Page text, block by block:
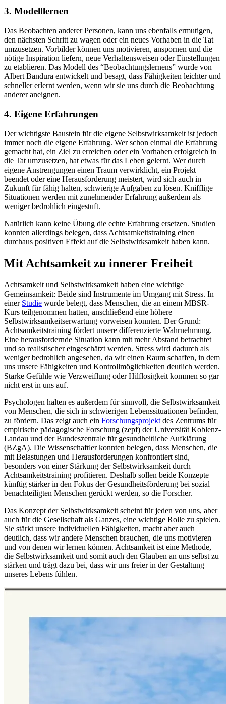
3. Modelllernen
Das Beobachten anderer Personen, kann uns ebenfalls ermutigen,
den nächsten Schritt zu wagen oder ein neues Vorhaben in die Tat
umzusetzen. Vorbilder können uns motivieren, anspornen und die
nötige Inspiration liefern, neue Verhaltensweisen oder Einstellungen
zu etablieren. Das Modell des “Beobachtungslernens” wurde von
Albert Bandura entwickelt und besagt, dass Fähigkeiten leichter und
schneller erlernt werden, wenn wir sie uns durch die Beobachtung
anderer aneignen.
4. Eigene Erfahrungen
Der wichtigste Baustein für die eigene Selbstwirksamkeit ist jedoch
immer noch die eigene Erfahrung. Wer schon einmal die Erfahrung
gemacht hat, ein Ziel zu erreichen oder ein Vorhaben erfolgreich in
die Tat umzusetzen, hat etwas für das Leben gelernt. Wer durch
eigene Anstrengungen einen Traum verwirklicht, ein Projekt
beendet oder eine Herausforderung meistert, wird sich auch in
Zukunft für fähig halten, schwierige Aufgaben zu lösen. Knifflige
Situationen werden mit zunehmender Erfahrung außerdem als
weniger bedrohlich eingestuft.
Natürlich kann keine Übung die echte Erfahrung ersetzen. Studien
konnten allerdings belegen, dass Achtsamkeitstraining einen
durchaus positiven Effekt auf die Selbstwirksamkeit haben kann.
Mit Achtsamkeit zu innerer Freiheit
Achtsamkeit und Selbstwirksamkeit haben eine wichtige
Gemeinsamkeit: Beide sind Instrumente im Umgang mit Stress. In
einer Studie wurde belegt, dass Menschen, die an einem MBSR-
Kurs teilgenommen hatten, anschließend eine höhere
Selbstwirksamkeitserwartung vorweisen konnten. Der Grund:
Achtsamkeitstraining fördert unsere differenzierte Wahrnehmung.
Eine herausfordernde Situation kann mit mehr Abstand betrachtet
und so realistischer eingeschätzt werden. Stress wird dadurch als
weniger bedrohlich angesehen, da wir einen Raum schaffen, in dem
uns unsere Fähigkeiten und Kontrollmöglichkeiten deutlich werden.
Starke Gefühle wie Verzweiflung oder Hilflosigkeit kommen so gar
nicht erst in uns auf.
Psychologen halten es außerdem für sinnvoll, die Selbstwirksamkeit
von Menschen, die sich in schwierigen Lebenssituationen befinden,
zu fördern. Das zeigt auch ein Forschungsprojekt des Zentrums für
empirische pädagogische Forschung (zepf) der Universität Koblenz-
Landau und der Bundeszentrale für gesundheitliche Aufklärung
(BZgA). Die Wissenschaftler konnten belegen, dass Menschen, die
mit Belastungen und Herausforderungen konfrontiert sind,
besonders von einer Stärkung der Selbstwirksamkeit durch
Achtsamkeitstraining profitieren. Deshalb sollen beide Konzepte
künftig stärker in den Fokus der Gesundheitsförderung bei sozial
benachteiligten Menschen gerückt werden, so die Forscher.
Das Konzept der Selbstwirksamkeit scheint für jeden von uns, aber
auch für die Gesellschaft als Ganzes, eine wichtige Rolle zu spielen.
Sie stärkt unsere individuellen Fähigkeiten, macht aber auch
deutlich, dass wir andere Menschen brauchen, die uns motivieren
und von denen wir lernen können. Achtsamkeit ist eine Methode,
die Selbstwirksamkeit und somit auch den Glauben an uns selbst zu
stärken und trägt dazu bei, dass wir uns freier in der Gestaltung
unseres Lebens fühlen.